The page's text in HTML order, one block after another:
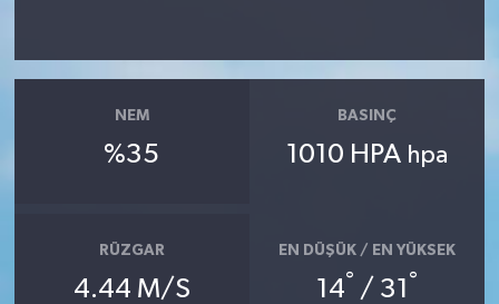
NEM
%35
BASINÇ
1010 HPA hpa
RÜZGAR
4.44 M/S
EN DÜŞÜK / EN YÜKSEK
14° / 31 °